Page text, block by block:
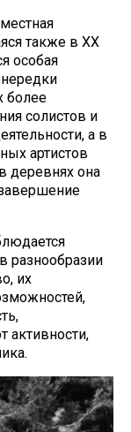
также в XX
особая
более
солистов и
а в
артистов
деревнях она
разнообразии
их
активности,